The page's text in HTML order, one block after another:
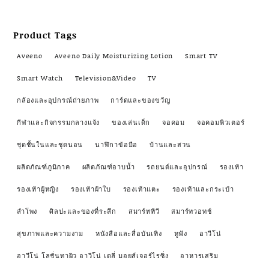
Product Tags
Aveeno Aveeno Daily Moisturizing Lotion Smart TV
Smart Watch Television&Video TV
กล้องและอุปกรณ์ถ่ายภาพ การ์ดและของขวัญ
กีฬาและกิจกรรมกลางแจ้ง ของเล่นเด็ก จอคอม จอคอมพิวเตอร์
ชุดชั้นในและชุดนอน นาฬิกาข้อมือ บ้านและสวน
ผลิตภัณฑ์ภูมิภาค ผลิตภัณฑ์อาบน้ำ รถยนต์และอุปกรณ์ รองเท้า
รองเท้าผู้หญิง รองเท้าผ้าใบ รองเท้าแตะ รองเท้าและกระเป๋า
ลำโพง ศิลปะและของที่ระลึก สมาร์ททีวี สมาร์ทวอทช์
สุขภาพและความงาม หนังสือและสื่อบันเทิง หูฟัง อาวีโน่
อาวีโน่ โลชั่นทาผิว อาวีโน่ เดลี่ มอยส์เจอร์ไรซิ่ง อาหารเสริม